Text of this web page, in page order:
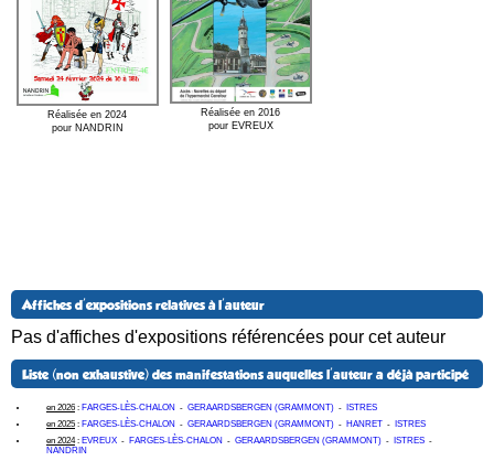
Réalisée en 2024
pour NANDRIN
Réalisée en 2016
pour EVREUX
Affiches d'expositions relatives à l'auteur
Pas d'affiches d'expositions référencées pour cet auteur
Liste (non exhaustive) des manifestations auquelles l'auteur a déjà participé
en 2026 : FARGES-LÈS-CHALON - GERAARDSBERGEN (GRAMMONT) -
ISTRES
en 2025 : FARGES-LÈS-CHALON - GERAARDSBERGEN (GRAMMONT) - HANRET -
ISTRES
en 2024: EVREUX - FARGES-LÈS-CHALON - GERAARDSBERGEN (GRAMMONT) - ISTRES -
NANDRIN